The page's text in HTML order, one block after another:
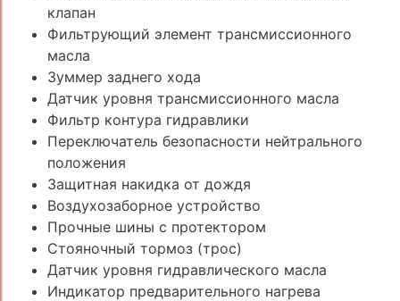
клапан
Фильтрующий элемент трансмиссионного
масла
Зуммер заднего хода
Датчик уровня трансмиссионного масла
Фильтр контура гидравлики
Переключатель безопасности нейтрального
положения
Защитная накидка от дождя
Воздухозаборное устройство
Прочные шины с протектором
Стояночный тормоз (трос)
Датчик уровня гидравлического масла
Индикатор предварительного нагрева